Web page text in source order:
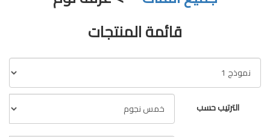
قائمة المنتجات
الترتيب حسب